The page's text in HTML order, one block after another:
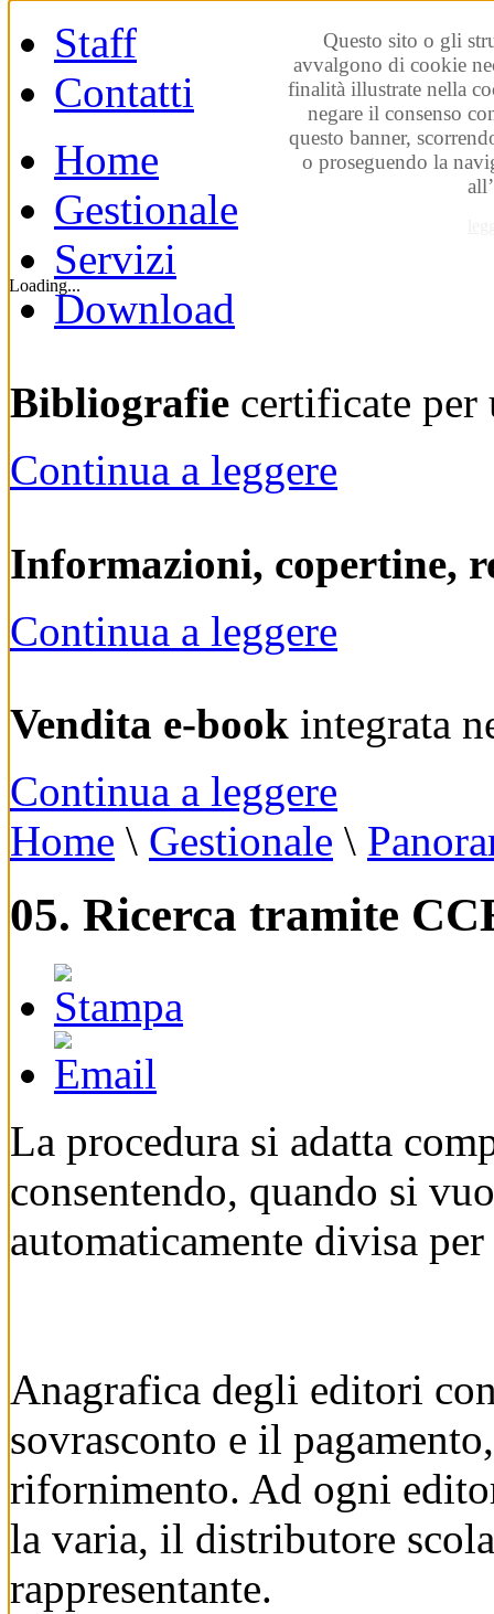
Questo sito o gli
avvalgono di cookie
finalità illustrate nella
negare il consenso
questo banner,
o proseguendo la
Loading...
Staff
Contatti
Home
Gestionale
Servizi
Download
Bibliografie certificate
Continua a leggere
Informazioni, copertine,
Continua a leggere
Vendita e-book integrata
Continua a leggere
Home \ Gestionale \
05. Ricerca tramite
La procedura si adatta
consentendo, quando si
automaticamente divisa
Anagrafica degli editori
sovrasconto e il
rifornimento. Ad ogni
la varia, il distributore
rappresentante.